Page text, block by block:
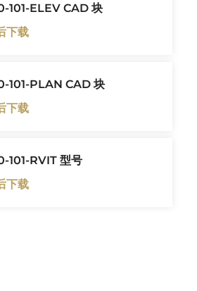
101-ELEV CAD 块
下载
101-PLAN CAD 块
下载
101-RVIT 型号
下载